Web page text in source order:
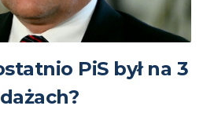
PiS był na 3